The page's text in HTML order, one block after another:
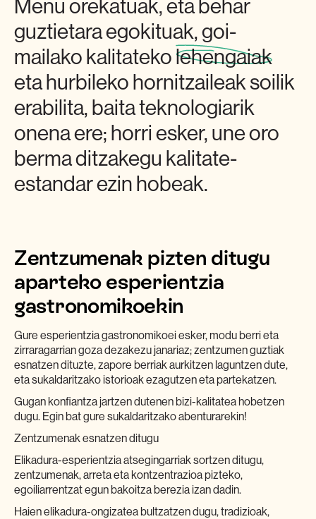
Menu orekatuak, eta behar
guztietara egokituak, goi-
mailako kalitateko lehengaiak
eta hurbileko hornitzaileak soilik
erabilita, baita teknologiarik
onena ere; horri esker, une oro
berma ditzakegu kalitate-
estandar ezin hobeak.
Zentzumenak pizten ditugu
aparteko esperientzia
gastronomikoekin
Gure esperientzia gastronomikoei esker, modu berri eta
zirraragarrian goza dezakezu janariaz; zentzumen guztiak
esnatzen dituzte, zapore berriak aurkitzen laguntzen dute,
eta sukaldaritzako istorioak ezagutzen eta partekatzen.
Gugan konfiantza jartzen dutenen bizi-kalitatea hobetzen
dugu. Egin bat gure sukaldaritzako abenturarekin!
Zentzumenak esnatzen ditugu
Elikadura-esperientzia atsegingarriak sortzen ditugu,
zentzumenak, arreta eta kontzentrazioa pizteko,
egoiliarrentzat egun bakoitza berezia izan dadin.
Haien elikadura-ongizatea bultzatzen dugu, tradizioak,